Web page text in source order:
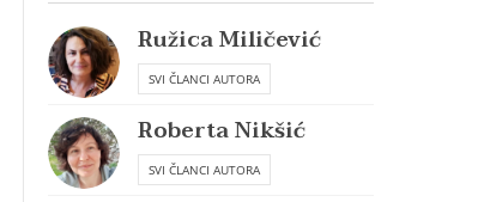
Ružica Miličević
SVI ČLANCI AUTORA
Roberta Nikšić
SVI ČLANCI AUTORA